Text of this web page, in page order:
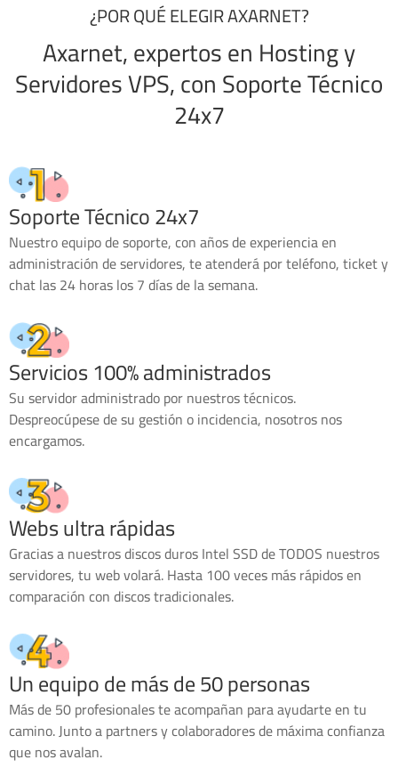
¿POR QUÉ ELEGIR AXARNET?
Axarnet, expertos en Hosting y
Servidores VPS, con Soporte Técnico
24x7
Soporte Técnico 24x7
Nuestro equipo de soporte, con años de experiencia en
administración de servidores, te atenderá por teléfono, ticket y
chat las 24 horas los 7 días de la semana.
Servicios 100% administrados
Su servidor administrado por nuestros técnicos.
Despreocúpese de su gestión o incidencia, nosotros nos
encargamos.
Webs ultra rápidas
Gracias a nuestros discos duros Intel SSD de TODOS nuestros
servidores, tu web volará. Hasta 100 veces más rápidos en
comparación con discos tradicionales.
Un equipo de más de 50 personas
Más de 50 profesionales te acompañan para ayudarte en tu
camino. Junto a partners y colaboradores de máxima confianza
que nos avalan.